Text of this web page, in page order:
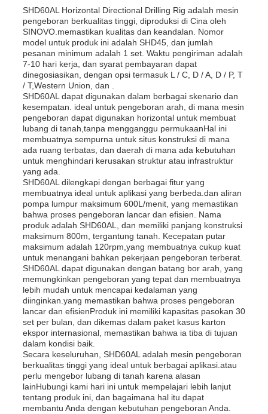
SHD60AL Horizontal Directional Drilling Rig adalah mesin
pengeboran berkualitas tinggi, diproduksi di Cina oleh
SINOVO.memastikan kualitas dan keandalan. Nomor
model untuk produk ini adalah SHD45, dan jumlah
pesanan minimum adalah 1 set. Waktu pengiriman adalah
7-10 hari kerja, dan syarat pembayaran dapat
dinegosiasikan, dengan opsi termasuk L / C, D / A, D / P, T
/ T,Western Union, dan .
SHD60AL dapat digunakan dalam berbagai skenario dan
kesempatan. ideal untuk pengeboran arah, di mana mesin
pengeboran dapat digunakan horizontal untuk membuat
lubang di tanah,tanpa mengganggu permukaanHal ini
membuatnya sempurna untuk situs konstruksi di mana
ada ruang terbatas, dan daerah di mana ada kebutuhan
untuk menghindari kerusakan struktur atau infrastruktur
yang ada.
SHD60AL dilengkapi dengan berbagai fitur yang
membuatnya ideal untuk aplikasi yang berbeda.dan aliran
pompa lumpur maksimum 600L/menit, yang memastikan
bahwa proses pengeboran lancar dan efisien. Nama
produk adalah SHD60AL, dan memiliki panjang konstruksi
maksimum 800m, tergantung tanah. Kecepatan putar
maksimum adalah 120rpm,yang membuatnya cukup kuat
untuk menangani bahkan pekerjaan pengeboran terberat.
SHD60AL dapat digunakan dengan batang bor arah, yang
memungkinkan pengeboran yang tepat dan membuatnya
lebih mudah untuk mencapai kedalaman yang
diinginkan.yang memastikan bahwa proses pengeboran
lancar dan efisienProduk ini memiliki kapasitas pasokan 30
set per bulan, dan dikemas dalam paket kasus karton
ekspor internasional, memastikan bahwa ia tiba di tujuan
dalam kondisi baik.
Secara keseluruhan, SHD60AL adalah mesin pengeboran
berkualitas tinggi yang ideal untuk berbagai aplikasi.atau
perlu mengebor lubang di tanah karena alasan
lainHubungi kami hari ini untuk mempelajari lebih lanjut
tentang produk ini, dan bagaimana hal itu dapat
membantu Anda dengan kebutuhan pengeboran Anda.